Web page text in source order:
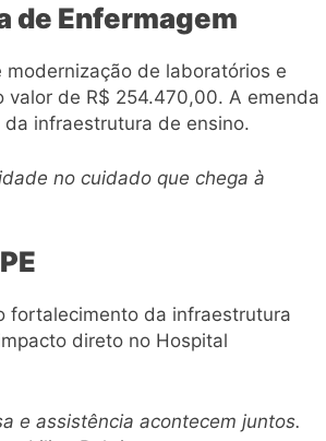
de Enfermagem
de laboratórios e
valor de R$ 254.470,00. A emenda
infraestrutura de ensino.
no cuidado que chega à
fortalecimento da infraestrutura
direto no Hospital
e assistência acontecem juntos.